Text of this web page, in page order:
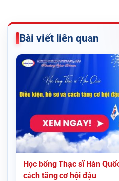
Bài viết liên quan
Học bổng Thạc sĩ Hàn
cách tăng cơ hội đậu